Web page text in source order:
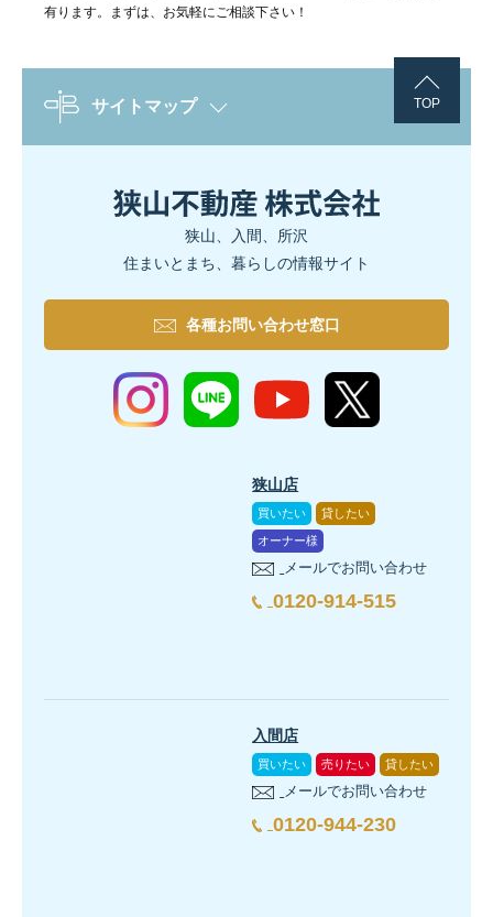
有ります。まずは、お気軽にご相談下さい！
TOP
サイトマップ
狭山、入間、所沢
住まいとまち、暮らしの情報サイト
各種お問い合わせ窓口
狭山店
買いたい 貸したい
オーナー様
メールでお問い合わせ
0120-914-515
入間店
買いたい 売りたい 貸したい
メールでお問い合わせ
0120-944-230